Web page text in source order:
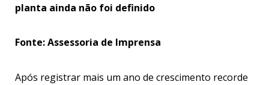
planta ainda não foi definido
Fonte: Assessoria de Imprensa
Após registrar mais um ano de crescimento recorde